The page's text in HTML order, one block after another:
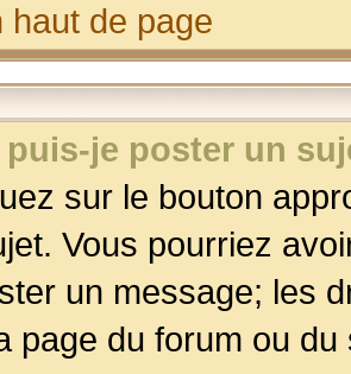
haut de page
puis-je poster un
sur le bouton
Vous pourriez
un message; les
page du forum ou